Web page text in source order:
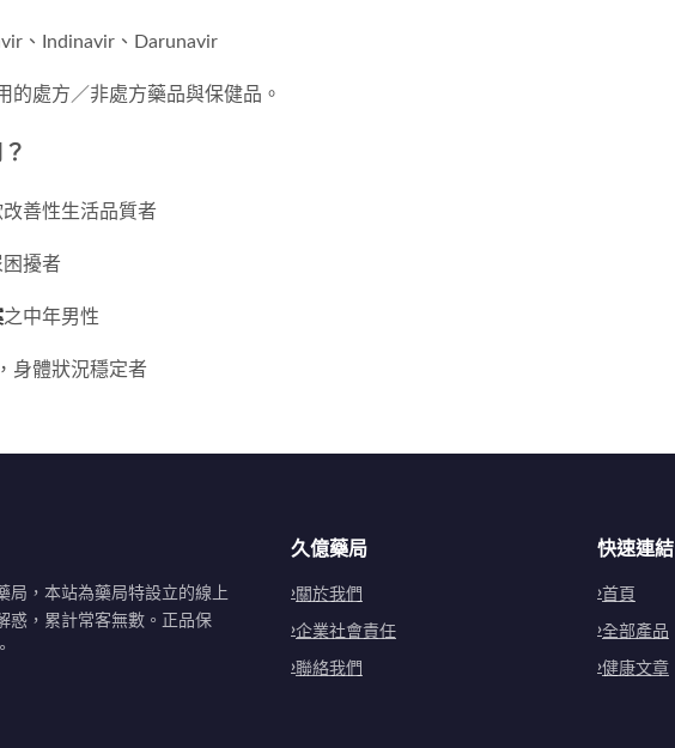
、Indinavir、Darunavir
的處方／非處方藥品與保健品。
善性生活品質者
擾者
之中年男性
身體狀況穩定者
局，本站為藥局特設立的線上
惑，累計常客無數。正品保
久億藥局
關於我們
企業社會責任
聯絡我們
快速連結
首頁
全部產品
健康文章